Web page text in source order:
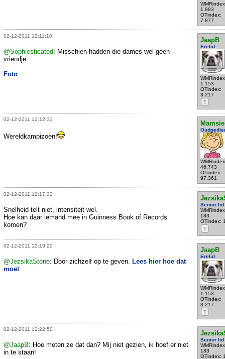
1.883
OTindex:
7.877
02-12-2011 12:11:10
JaapB
Erelid
1.153
OTindex:
3.217
T
@Sophiesticated: Misschien hadden die dames wel geen
vriendje.
Foto
02-12-2011 12:12:33
Mamsie
46.743
OTindex:
97.361
Wereldkampizoen!
02-12-2011 12:17:32
Senior lid
183
OTindex:
T
Snelheid telt niet, intensiteit wel.
Hoe kan daar iemand mee in Guinness Book of Records
komen?
02-12-2011 12:19:20
JaapB
Erelid
1.153
OTindex:
3.217
T
@JezsikaStone: Door zichzelf op te geven.
Lees hier hoe dat
moet
02-12-2011 12:22:50
Senior lid
183
OTindex:
@JaapB: Hoe meten ze dat dan? Mij niet gezien, ik hoef er niet
in te staan!